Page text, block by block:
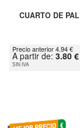
CUARTO DE
Precio anterior 4.94 €
A partir de: 3.80 €
SIN IVA